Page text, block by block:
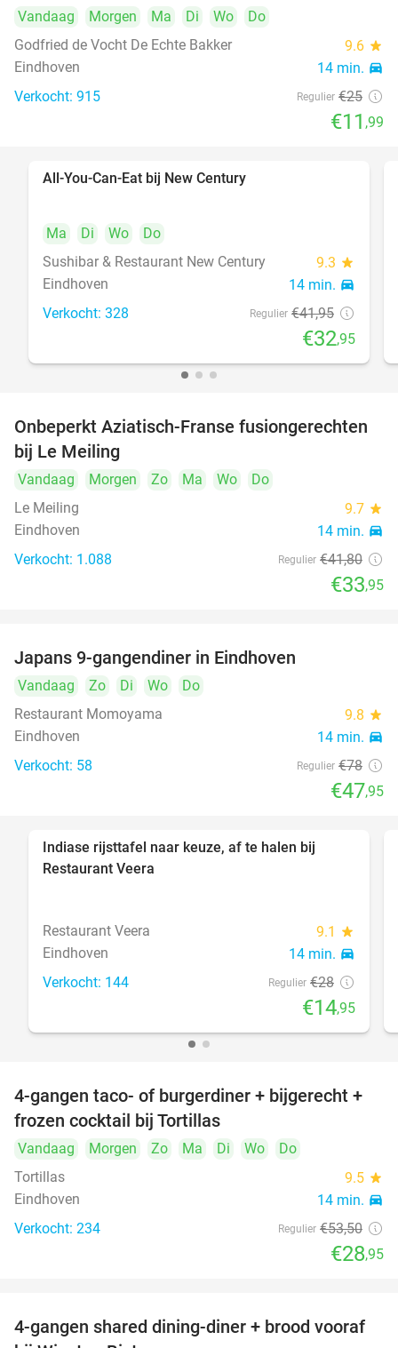
Vandaag Morgen Ma Di Wo
Do
Godfried de Vocht De Echte Bakker
9.6 star
Eindhoven 14 min. directions_car
Verkocht: 915 Regulier €25
€11 ,99
All-You-Can-Eat bij New Century
Ma Di Wo
Do
Sushibar & Restaurant New Century
9.3 star
Eindhoven 14 min. directions_car
Verkocht: 328 Regulier €41,95
€32,95
19%
Onbeperkt Aziatisch-Franse fusiongerechten
bij Le Meiling
Vandaag Morgen Zo Ma Wo
Do
Le Meiling
9.7 star
Eindhoven 14 min. directions_car
Verkocht: 1.088 Regulier €41,80
€33,95
Japans 9-gangendiner in Eindhoven
Vandaag Zo Di Wo
Do
Restaurant Momoyama
9.8 star
Eindhoven 14 min. directions_car
Verkocht: 58 Regulier €78
€47,95
Indiase rijsttafel naar keuze, af te halen bij
Restaurant Veera
Restaurant Veera 9.1 star
Eindhoven 14 min. directions_car
Verkocht: 144 Regulier €28
€14,95
46%
4-gangen taco- of burgerdiner + bijgerecht +
frozen cocktail bij Tortillas
Vandaag Morgen Zo Ma Di Wo
Do
Tortillas
9.5 star
Eindhoven 14 min. directions_car
Verkocht: 234 Regulier €53,50
€28,95
32%
4-gangen shared dining-diner + brood vooraf